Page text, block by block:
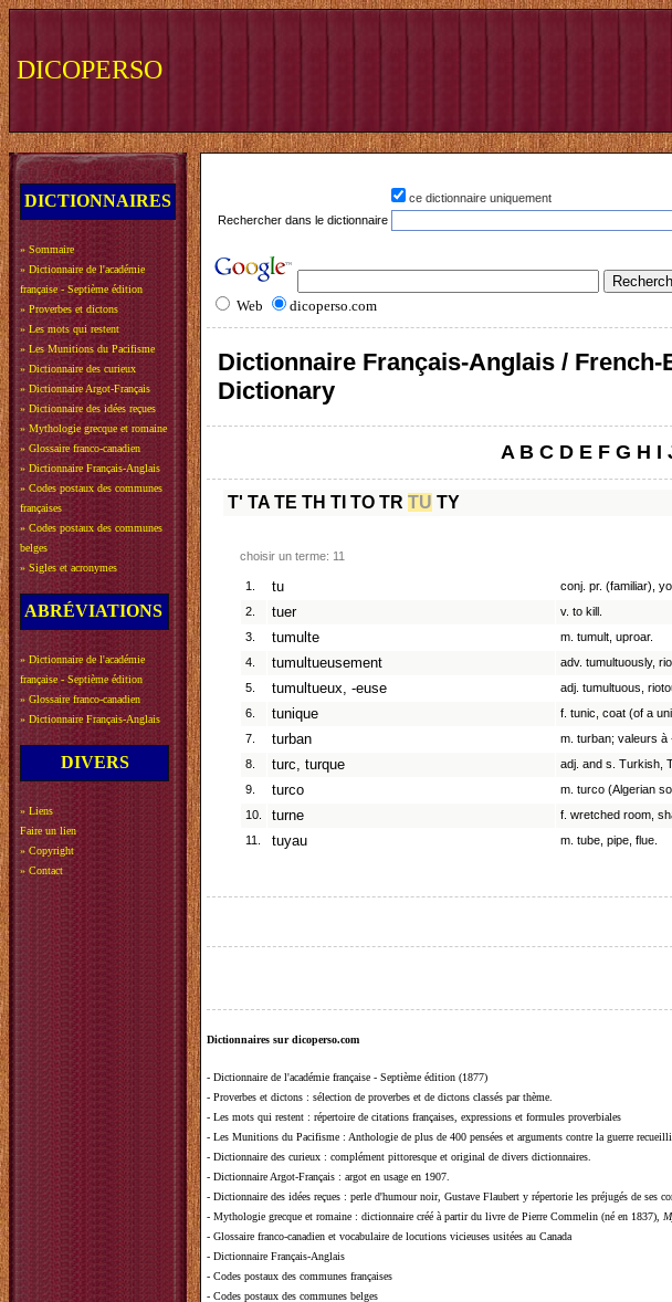
DICOPERSO
DICTIONNAIRES
» Sommaire
» Dictionnaire de l'académie
française - Septième édition
» Proverbes et dictons
» Les mots qui restent
» Les Munitions du Pacifisme
» Dictionnaire des curieux
» Dictionnaire Argot-Français
» Dictionnaire des idées reçues
» Mythologie grecque et romaine
» Glossaire franco-canadien
» Dictionnaire Français-Anglais
» Codes postaux des communes
françaises
» Codes postaux des communes
belges
» Sigles et acronymes
ABRÉVIATIONS
» Dictionnaire de l'académie
française - Septième édition
» Glossaire franco-canadien
» Dictionnaire Français-Anglais
DIVERS
» Liens
Faire un lien
» Copyright
» Contact
ce dictionnaire uniquement
Rechercher dans le dictionnaire
Web dicoperso.com
Dictionnaire Français-Anglais / French-
Dictionary
A B C D E F G H I
T' TA TE TH TI TO TR TU TY
choisir un terme: 11
1. tu
conj. pr. (familiar),
2.
tuer
v. to kill.
3.
tumulte
m. tumult, uproar.
4.
tumultueusement
adv. tumultuously,
5.
tumultueux, -euse
adj. tumultuous,
6.
tunique
f. tunic, coat (of a
7.
turban
m. turban; valeurs à
8.
turc, turque
adj. and s. Turkish,
9.
turco
m. turco (Algerian
10.
turne
f. wretched room,
11.
tuyau m. tube, pipe, flue.
Dictionnaires sur dicoperso.com
- Dictionnaire de l'académie française - Septième édition (1877)
- Proverbes et dictons : sélection de proverbes et de dictons classés par thème.
- Les mots qui restent : répertoire de citations françaises, expressions et formules proverbiales
- Les Munitions du Pacifisme : Anthologie de plus de 400 pensées et arguments contre la guerre
- Dictionnaire des curieux : complément pittoresque et original de divers dictionnaires.
- Dictionnaire Argot-Français : argot en usage en 1907.
- Dictionnaire des idées reçues : perle d'humour noir, Gustave Flaubert y répertorie les préjugés de ses
- Mythologie grecque et romaine : dictionnaire créé à partir du livre de Pierre Commelin (né en 1837),
- Glossaire franco-canadien et vocabulaire de locutions vicieuses usitées au Canada
- Dictionnaire Français-Anglais
- Codes postaux des communes françaises
- Codes postaux des communes belges